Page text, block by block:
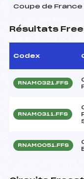
Coupe de
Résultats
Codex
RNAM0321.FFS
RNAM0311.FFS
RNAM0051.FFS